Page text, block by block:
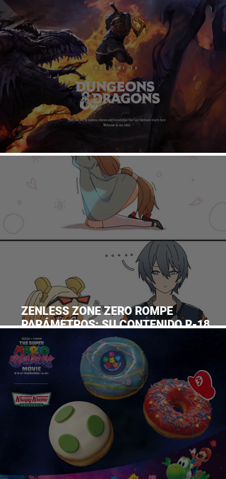
DUNGEONS & DRAGONS ¿TE ATREVES?
ZENLESS ZONE ZERO ROMPE
PARÁMETROS: SU CONTENIDO R-18
SUPERA A CASI TODO EL GACHA